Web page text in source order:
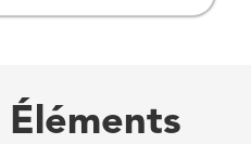
Éléments